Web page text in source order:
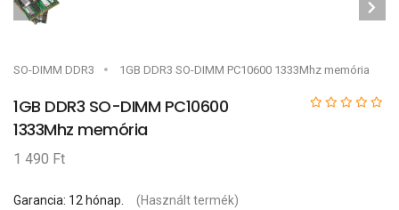
SO-DIMM DDR3 1GB DDR3 SO-DIMM PC10600 1333Mhz memória
1GB DDR3 SO-DIMM PC10600
1333Mhz memória
1 490 Ft
Garancia: 12 hónap. (Használt termék)